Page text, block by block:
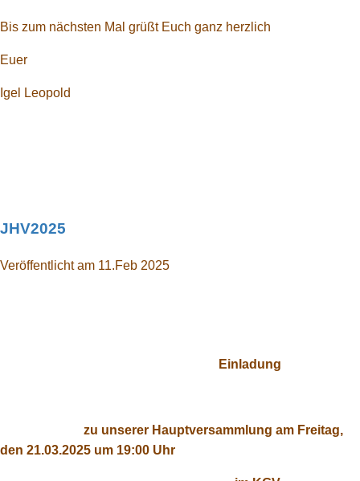
Bis zum nächsten Mal grüßt Euch ganz herzlich
Euer
Igel Leopold
JHV2025
Veröffentlicht am 11.Feb 2025
Einladung
zu unserer Hauptversammlung am Freitag,
den 21.03.2025 um 19:00 Uhr